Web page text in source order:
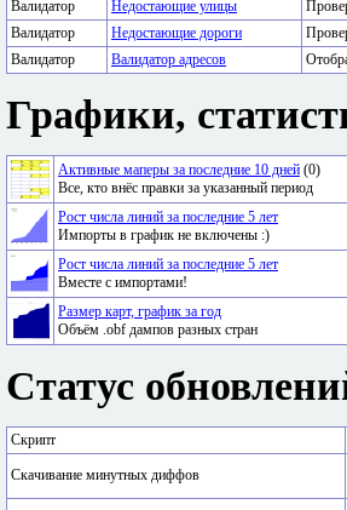
Валидатор
Недостающие улицы
Валидатор
Недостающие дороги
Валидатор
Валидатор адресов
Графики,
Активные маперы за последние 10 дней (0)
Все, кто внёс правки за указанный период
Рост числа линий за последние 5 лет
Импорты в график не включены :)
Рост числа линий за последние 5 лет
Вместе с импортами!
Размер карт, график за год
Объём .obf дампов разных стран
Статус
Скрипт
Скачивание минутных диффов